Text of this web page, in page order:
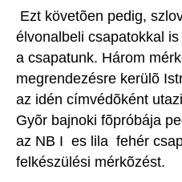
Ezt követõen pedig,
élvonalbeli csapatokkal
a csapatunk. Három
megrendezésre kerülõ
az idén címvédõként
Gyõr bajnoki fõpróbája
az NB I  es lila  fehér
felkészülési mérkõzést.